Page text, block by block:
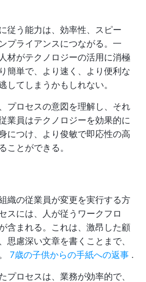
従う能力は、効率性、スピー
プライアンスにつながる。一
材がテクノロジーの活用に消極
簡単で、より速く、より便利な
してしまうかもしれない。
プロセスの意図を理解し、それ
業員はテクノロジーを効果的に
につけ、より俊敏で即応性の高
ことができる。
織の従業員が変更を実行する方
スには、人が従うワークフロ
含まれる。これは、激昂した顧
思慮深い文章を書くことまで、
7歳の子供からの手紙への返事 .
プロセスは、業務が効率的で、